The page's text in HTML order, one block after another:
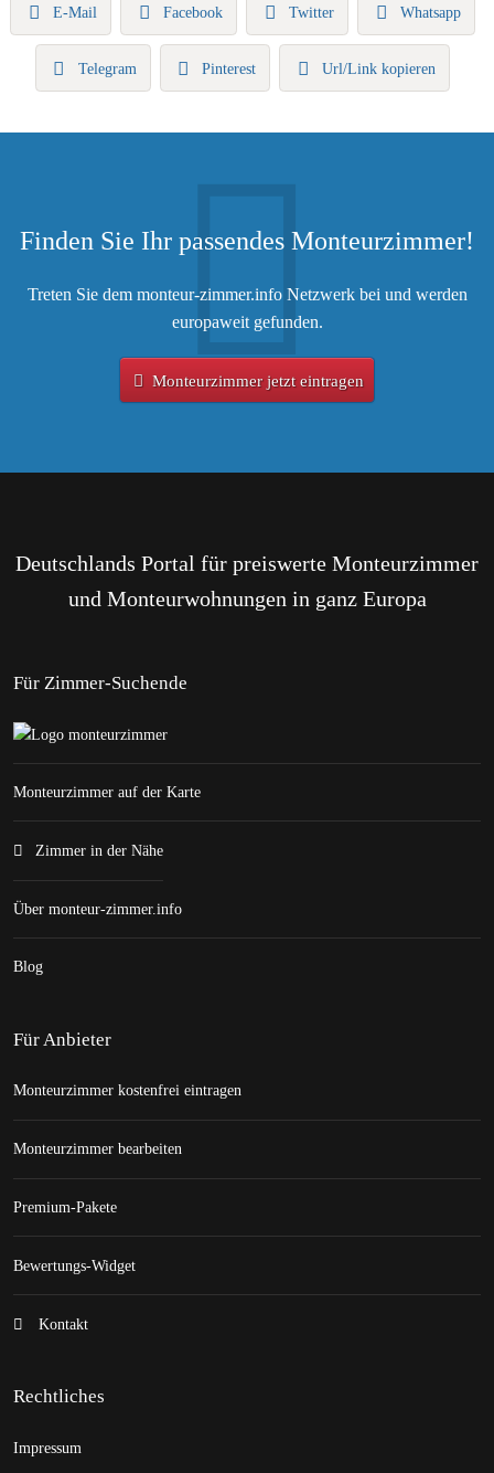
E-Mail Facebook Twitter Whatsapp
Telegram Pinterest Url/Link kopieren
Finden Sie Ihr passendes Monteurzimmer!
Treten Sie dem monteur-zimmer.info Netzwerk bei und werden
europaweit gefunden.
Monteurzimmer jetzt eintragen
Deutschlands Portal für preiswerte Monteurzimmer
und Monteurwohnungen in ganz Europa
Für Zimmer-Suchende
Monteurzimmer auf der Karte
Zimmer in der Nähe
Über monteur-zimmer.info
Blog
Für Anbieter
Monteurzimmer kostenfrei eintragen
Monteurzimmer bearbeiten
Premium-Pakete
Bewertungs-Widget
Kontakt
Rechtliches
Impressum